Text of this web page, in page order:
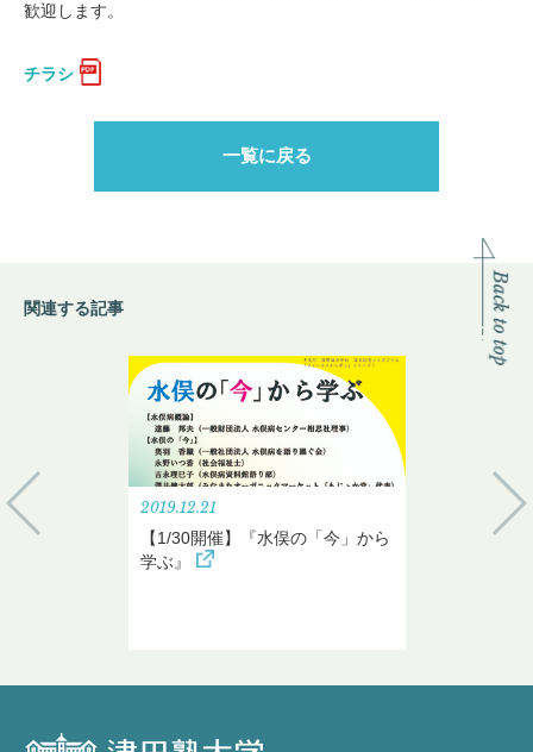
歓迎します。
チラシ
一覧に戻る
関連する記事
2019.12.21
【1/30開催】『水俣の「今」から
学ぶ』